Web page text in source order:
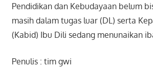
Pendidikan dan Kebudayaan belum
masih dalam tugas luar (DL) serta
(Kabid) Ibu Dili sedang menunaikan
Penulis : tim gwi